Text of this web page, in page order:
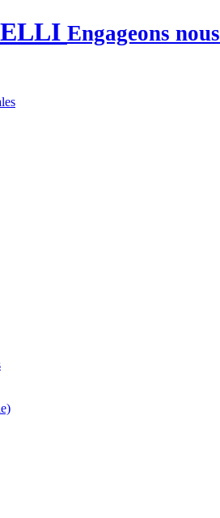
Engageons